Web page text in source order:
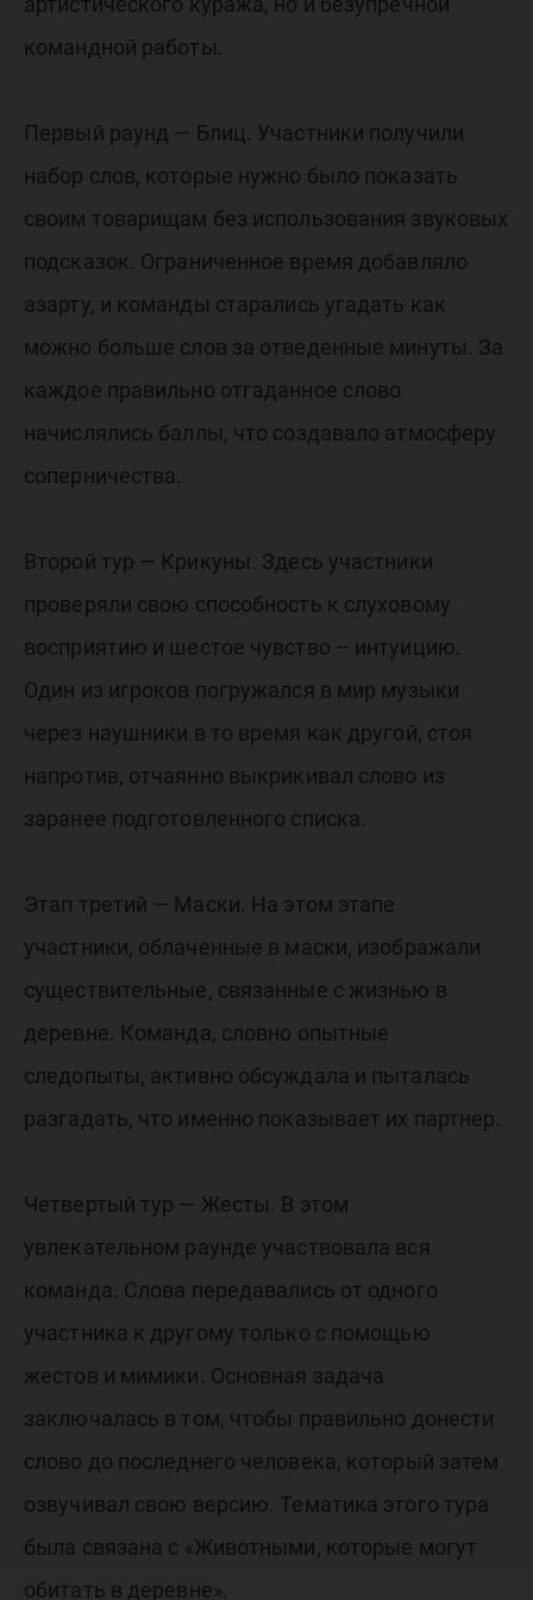
командной работы.
Первый раунд — Блиц. Участники получили
набор слов, которые нужно было показать
своим товарищам без использования звуковых
подсказок. Ограниченное время добавляло
азарту, и команды старались угадать как
можно больше слов за отведенные минуты. За
каждое правильно отгаданное слово
начислялись баллы, что создавало атмосферу
соперничества.
Второй тур — Крикуны. Здесь участники
проверяли свою способность к слуховому
восприятию и шестое чувство – интуицию.
Один из игроков погружался в мир музыки
через наушники в то время как другой, стоя
напротив, отчаянно выкрикивал слово из
заранее подготовленного списка.
Этап третий — Маски. На этом этапе
участники, облаченные в маски, изображали
существительные, связанные с жизнью в
деревне. Команда, словно опытные
следопыты, активно обсуждала и пыталась
разгадать, что именно показывает их партнер.
Четвертый тур — Жесты. В этом
увлекательном раунде участвовала вся
команда. Слова передавались от одного
участника к другому только с помощью
жестов и мимики. Основная задача
заключалась в том, чтобы правильно донести
слово до последнего человека, который затем
озвучивал свою версию. Тематика этого тура
была связана с «Животными, которые могут
обитать в деревне».